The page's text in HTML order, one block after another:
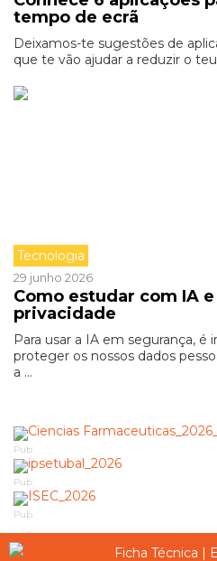
tempo de ecrã
Deixamos-te sugestões de
que te vão ajudar a reduzir o
Tecnologia
29 junho 2026
Como estudar com IA
privacidade
Para usar a IA em segurança,
proteger os nossos dados
a ...
Pub
Pub
Pub
Ficha Técnica |